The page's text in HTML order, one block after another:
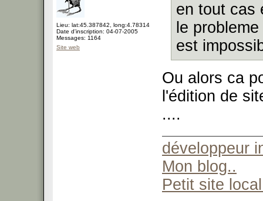
Lieu: lat:45.387842, long:4.78314
Date d'inscription: 04-07-2005
Messages: 1164
Site web
en tout cas
le
est
Ou alors ca
l'édition de
....
développeur
Mon blog..
Petit site